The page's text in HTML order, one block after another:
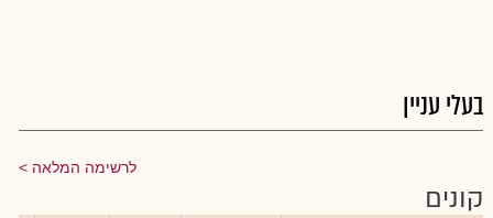
בעלי עניין
לרשימה המלאה
קונים